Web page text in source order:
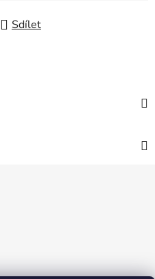
Sdílet